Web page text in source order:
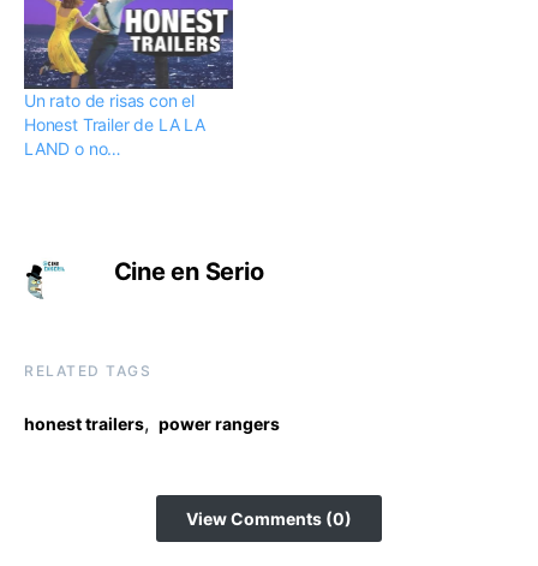
Un rato de risas con el
Honest Trailer de LA LA
LAND o no…
Cine en Serio
RELATED TAGS
honest trailers, power rangers
View Comments (0)